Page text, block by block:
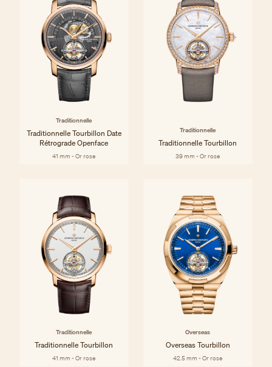
Traditionnelle
Traditionnelle Tourbillon Date
Rétrograde Openface
41 mm - Or rose
Traditionnelle
Traditionnelle Tourbillon
39 mm - Or rose
Traditionnelle
Traditionnelle Tourbillon
41 mm - Or rose
Overseas
Overseas Tourbillon
42.5 mm - Or rose